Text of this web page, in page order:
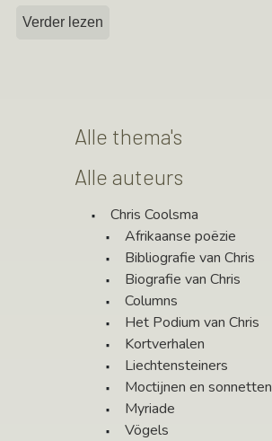
Verder lezen
Alle thema's
Alle auteurs
Chris Coolsma
Afrikaanse poëzie
Bibliografie van Chris
Biografie van Chris
Columns
Het Podium van Chris
Kortverhalen
Liechtensteiners
Moctijnen en sonnetten
Myriade
Vögels